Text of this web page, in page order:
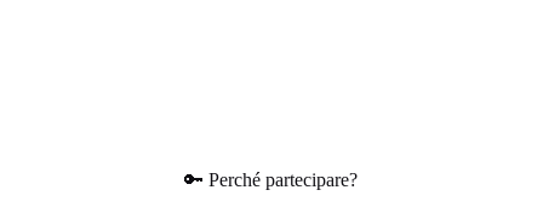
🔑 Perché partecipare?